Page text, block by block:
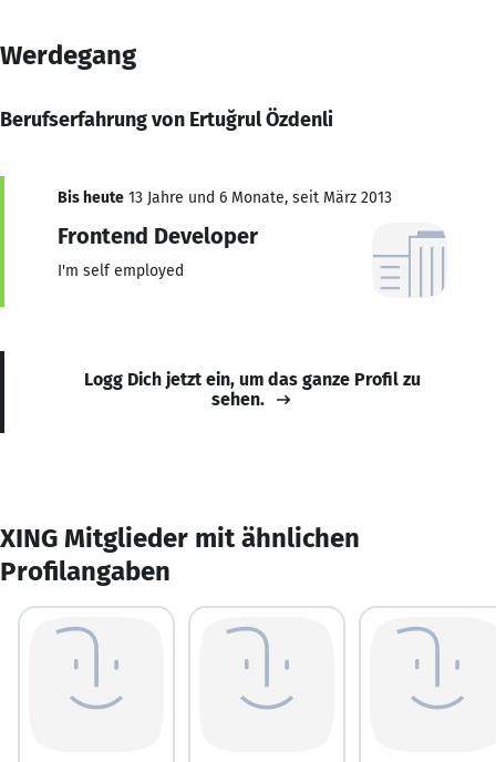
Werdegang
Berufserfahrung von Ertuğrul Özdenli
Bis heute 13 Jahre und 6 Monate, seit März 2013
Frontend Developer
I'm self employed
Logg Dich jetzt ein, um das ganze Profil zu
sehen.
XING Mitglieder mit ähnlichen
Profilangaben